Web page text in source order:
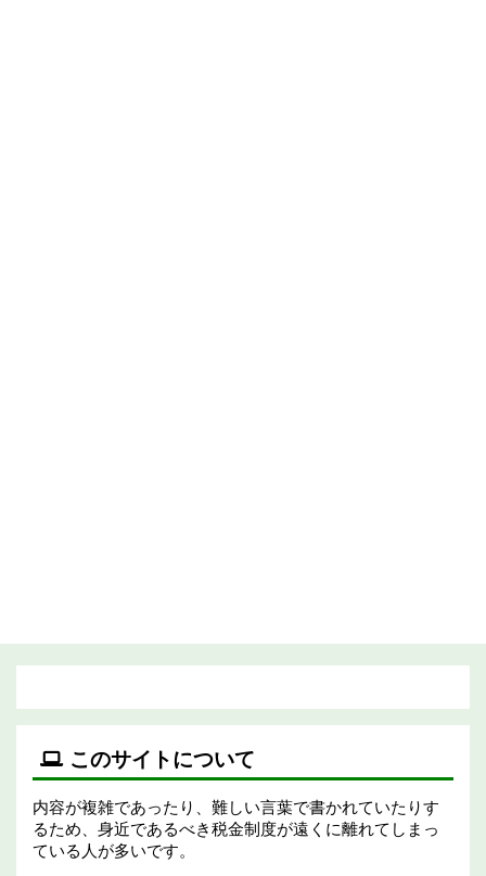
このサイトについて
内容が複雑であったり、難しい言葉で書かれていたりす
るため、身近であるべき税金制度が遠くに離れてしまっ
ている人が多いです。